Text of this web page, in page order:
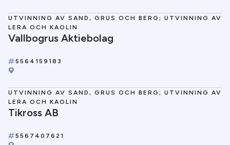
UTVINNING AV SAND, GRUS OCH BERG; UTVINNING AV
LERA OCH KAOLIN
Vallbogrus Aktiebolag
5564159183
UTVINNING AV SAND, GRUS OCH BERG; UTVINNING AV
LERA OCH KAOLIN
Tikross AB
5567407621